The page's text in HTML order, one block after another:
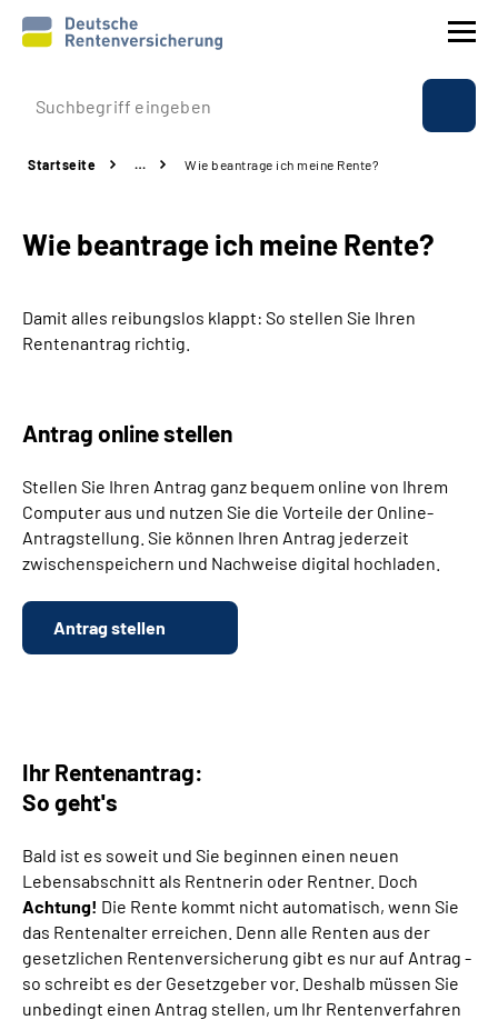
Prävention
Rente
Beratung & Kontakt
Über uns & Presse
Online-Services
Suche
Startseite … Wie beantrage ich meine Rente?
Wie beantrage ich meine Rente?
Damit alles reibungslos klappt: So stellen Sie Ihren
Rentenantrag richtig.
Antrag online stellen
Stellen Sie Ihren Antrag ganz bequem online von Ihrem
Computer aus und nutzen Sie die Vorteile der Online-
Antragstellung. Sie können Ihren Antrag jederzeit
zwischenspeichern und Nachweise digital hochladen.
Antrag stellen
Ihr Rentenantrag:
So geht's
Bald ist es soweit und Sie beginnen einen neuen
Lebensabschnitt als Rentnerin oder Rentner. Doch
Achtung! Die Rente kommt nicht automatisch, wenn Sie
das Rentenalter erreichen. Denn alle Renten aus der
gesetzlichen Rentenversicherung gibt es nur auf Antrag -
so schreibt es der Gesetzgeber vor. Deshalb müssen Sie
unbedingt einen Antrag stellen, um Ihr Rentenverfahren